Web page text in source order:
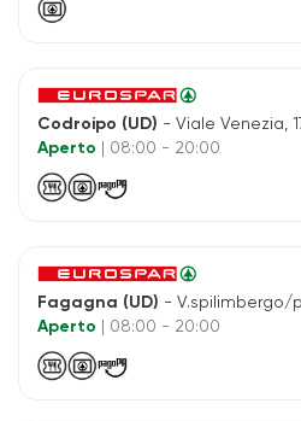
Codroipo (UD) - Viale Venezia,
Aperto
| 08:00 - 20:00
Fagagna (UD) - V.spilimbergo/
Aperto
| 08:00 - 20:00